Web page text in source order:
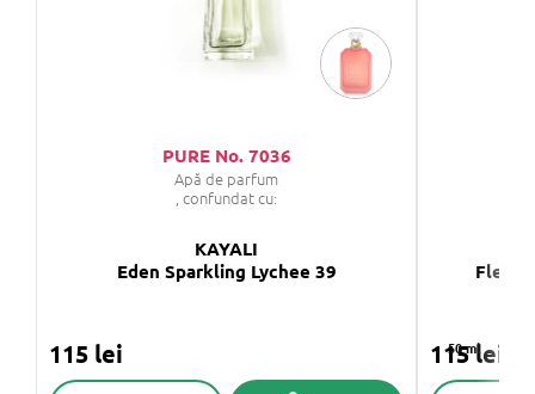
PURE No. 7036
Apă de parfum
, confundat cu:
KAYALI
Eden Sparkling Lychee 39
115 lei
Fleur
50 ml
115 lei